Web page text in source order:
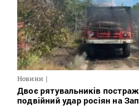
Новини
Двоє рятувальників
подвійний удар росіян на